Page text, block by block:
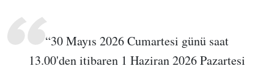
“30 Mayıs 2026 Cumartesi günü saat
13.00'den itibaren 1 Haziran 2026 Pazartesi